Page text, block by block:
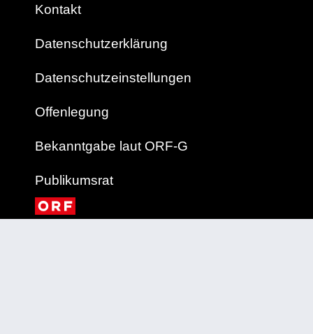
Kontakt
Datenschutzerklärung
Datenschutzeinstellungen
Offenlegung
Bekanntgabe laut ORF-G
Publikumsrat